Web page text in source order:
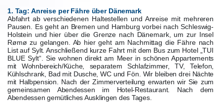
1. Tag: Anreise per Fähre über Dänemark
Abfahrt ab verschiedenen Haltestellen und Anreise mit mehreren
Pausen. Es geht an Bremen und Hamburg vorbei nach Schleswig-
Holstein und hier über die Grenze nach Dänemark, um zur Insel
Rømø zu gelangen. Ab hier geht am Nachmittag die Fähre nach
List auf Sylt. Anschließend kurze Fahrt mit dem Bus zum Hotel „TUI
BLUE Sylt“. Sie wohnen direkt am Meer in schönen Appartements
mit Wohnbereich/Küche, separatem Schlafzimmer, TV, Telefon,
Kühlschrank, Bad mit Dusche, WC und Fön. Wir bleiben drei Nächte
mit Halbpension. Nach der Zimmerverteilung erwarten wir Sie zum
gemeinsamen Abendessen im Hotel-Restaurant. Nach dem
Abendessen gemütliches Ausklingen des Tages.